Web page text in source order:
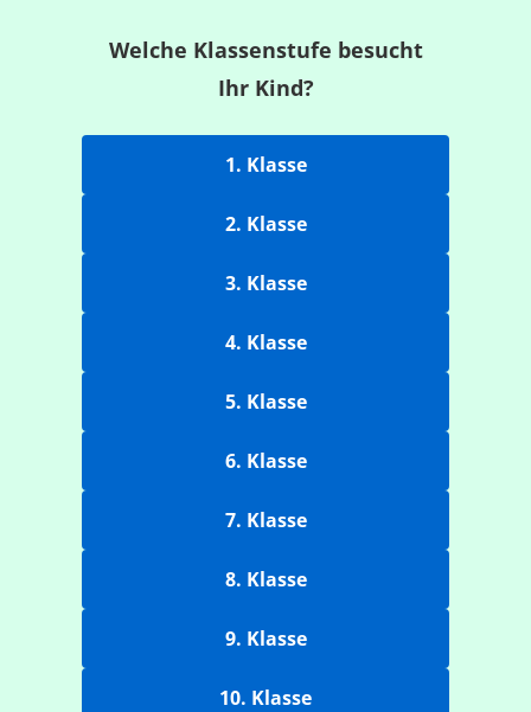
Welche Klassenstufe besucht
Ihr Kind?
1. Klasse
2. Klasse
3. Klasse
4. Klasse
5. Klasse
6. Klasse
7. Klasse
8. Klasse
9. Klasse
10. Klasse